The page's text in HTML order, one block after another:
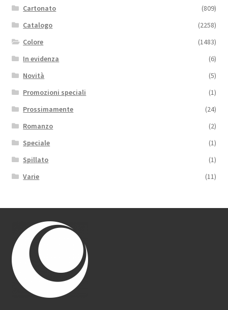
Cartonato
(809)
Catalogo
(2258)
Colore
(1483)
In evidenza
(6)
Novità
(5)
Promozioni speciali
(1)
Prossimamente
(24)
Romanzo
(2)
Speciale
(1)
Spillato
(1)
Varie
(11)